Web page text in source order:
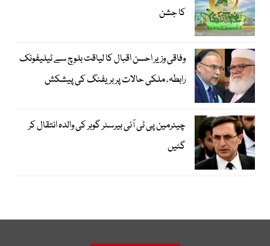
کا جشن
وفاقی وزیر احسن اقبال کا لیاقت بلوچ سے ٹیلیفونک
رابطہ، ملکی حالات پر بریفنگ کی پیشکش
چیئرمین پی ٹی آئی بیرسٹر گوہر کی والدہ انتقال کر
گئیں